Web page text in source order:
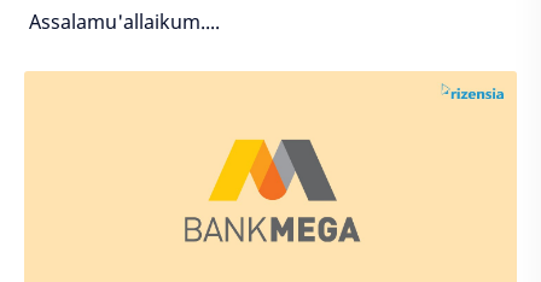
Assalamu'allaikum....